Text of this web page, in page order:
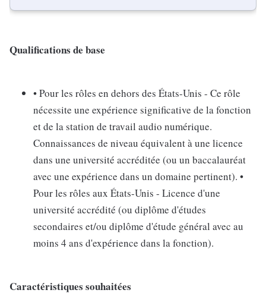
Qualifications de base
• Pour les rôles en dehors des États-Unis - Ce rôle
nécessite une expérience significative de la fonction
et de la station de travail audio numérique.
Connaissances de niveau équivalent à une licence
dans une université accréditée (ou un baccalauréat
avec une expérience dans un domaine pertinent). •
Pour les rôles aux États-Unis - Licence d'une
université accrédité (ou diplôme d'études
secondaires et/ou diplôme d'étude général avec au
moins 4 ans d'expérience dans la fonction).
Caractéristiques souhaitées